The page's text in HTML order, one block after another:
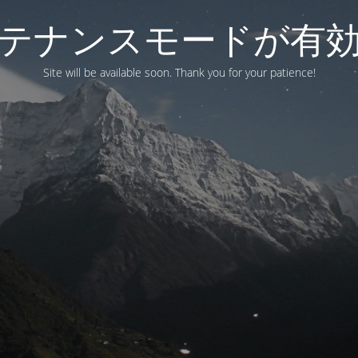
ナンスモードが有
Site will be available soon. Thank you for your patience!